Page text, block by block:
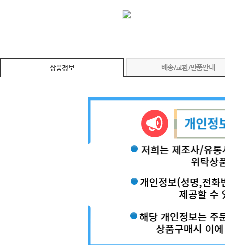
상품정보 배송/교환/반품안내